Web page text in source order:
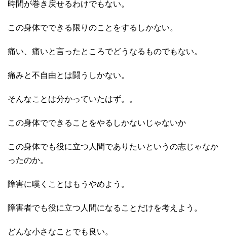
時間が巻き戻せるわけでもない。
この身体でできる限りのことをするしかない。
痛い、痛いと言ったところでどうなるものでもない。
痛みと不自由とは闘うしかない。
そんなことは分かっていたはず。。
この身体でできることをやるしかないじゃないか
この身体でも役に立つ人間でありたいというの志じゃなか
ったのか。
障害に嘆くことはもうやめよう。
障害者でも役に立つ人間になることだけを考えよう。
どんな小さなことでも良い。